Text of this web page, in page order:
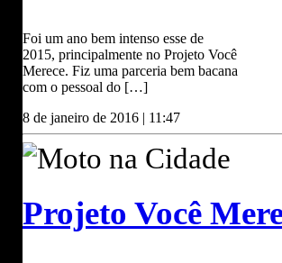
Foi um ano bem intenso esse de
2015, principalmente no Projeto Você
Merece. Fiz uma parceria bem bacana
com o pessoal do […]
8 de janeiro de 2016 | 11:47
Moto na Cidade
Projeto Você